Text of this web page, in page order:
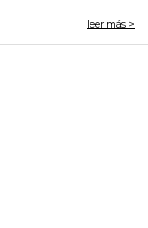
leer más >